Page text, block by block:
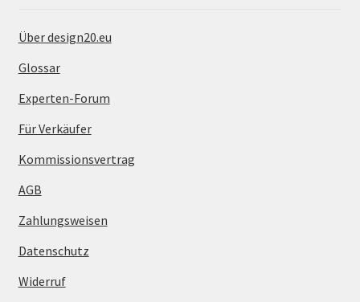
Über design20.eu
Glossar
Experten-Forum
Für Verkäufer
Kommissionsvertrag
AGB
Zahlungsweisen
Datenschutz
Widerruf